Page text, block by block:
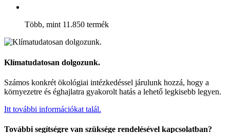
Több, mint 11.850 termék
Klímatudatosan dolgozunk.
Számos konkrét ökológiai intézkedéssel járulunk hozzá, hogy a
környezetre és éghajlatra gyakorolt hatás a lehető legkisebb legyen.
Itt további információkat talál.
További segítségre van szüksége rendelésével kapcsolatban?